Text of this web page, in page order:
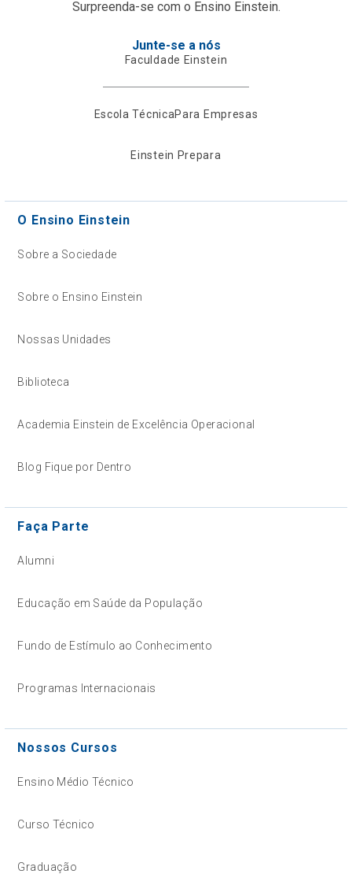
Surpreenda-se com o Ensino Einstein.
Junte-se a nós
Faculdade Einstein
Escola TécnicaPara Empresas
Einstein Prepara
O Ensino Einstein
Sobre a Sociedade
Sobre o Ensino Einstein
Nossas Unidades
Biblioteca
Academia Einstein de Excelência Operacional
Blog Fique por Dentro
Faça Parte
Alumni
Educação em Saúde da População
Fundo de Estímulo ao Conhecimento
Programas Internacionais
Nossos Cursos
Ensino Médio Técnico
Curso Técnico
Graduação